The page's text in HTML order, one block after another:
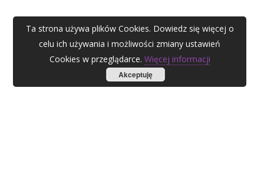
Ta strona używa plików Cookies. Dowiedz się więcej o
celu ich używania i możliwości zmiany ustawień
Cookies w przeglądarce. Więcej informacji
Akceptuję